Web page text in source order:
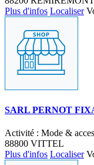
Plus d'infos Localiser
SARL PERNOT
Activité : Mode &
88800 VITTEL
Plus d'infos Localiser